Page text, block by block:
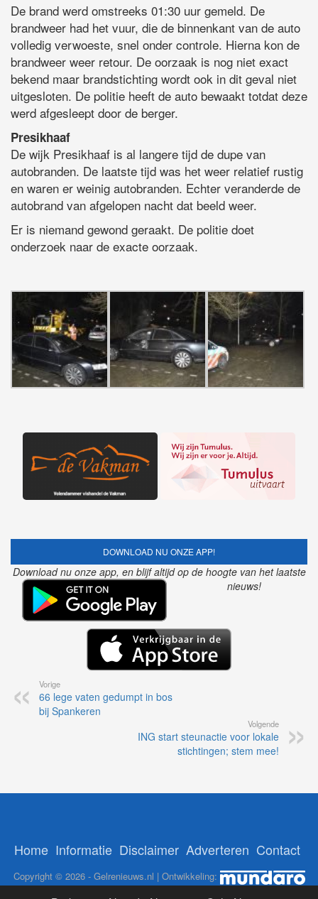
De brand werd omstreeks 01:30 uur gemeld. De
brandweer had het vuur, die de binnenkant van de auto
volledig verwoeste, snel onder controle. Hierna kon de
brandweer weer retour. De oorzaak is nog niet exact
bekend maar brandstichting wordt ook in dit geval niet
uitgesloten. De politie heeft de auto bewaakt totdat deze
werd afgesleept door de berger.
Presikhaaf
De wijk Presikhaaf is al langere tijd de dupe van
autobranden. De laatste tijd was het weer relatief rustig
en waren er weinig autobranden. Echter veranderde de
autobrand van afgelopen nacht dat beeld weer.
Er is niemand gewond geraakt. De politie doet
onderzoek naar de exacte oorzaak.
DOWNLOAD NU ONZE APP!
Download nu onze app, en blijf altijd op de hoogte van het laatste
nieuws!
Vorige
66 lege vaten gedumpt in bos
bij Spankeren
Volgende
ING start steunactie voor lokale
stichtingen; stem mee!
Home Informatie Disclaimer Adverteren Contact
Copyright © 2026 - Gelrenieuws.nl | Ontwikkeling: